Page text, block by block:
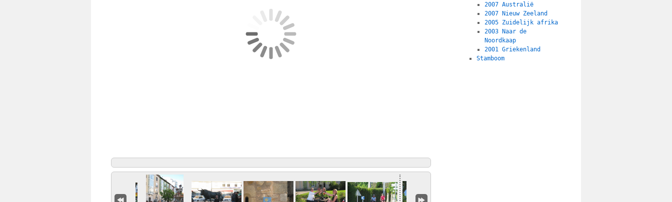
2007 Australië
2007 Nieuw Zeeland
2005 Zuidelijk afrika
2003 Naar de
Noordkaap
2001 Griekenland
Stamboom